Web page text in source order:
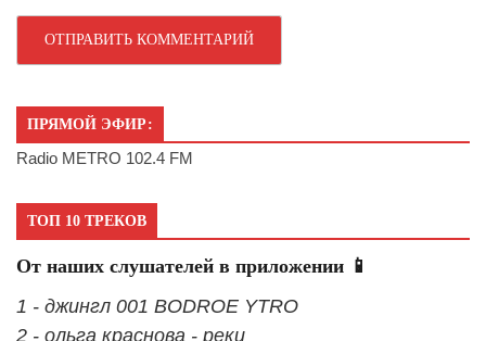
ПРЯМОЙ ЭФИР:
Radio METRO 102.4 FM
ТОП 10 ТРЕКОВ
От наших слушателей в приложении 📱
1 - джингл 001 BODROE YTRO
2 - ольга краснова - реки